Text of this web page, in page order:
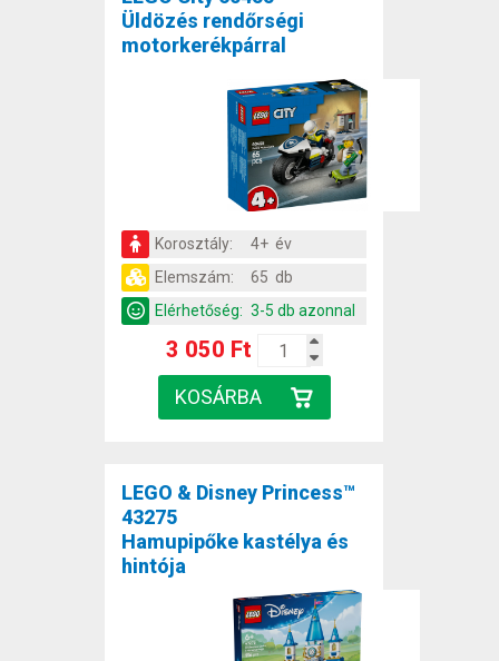
Üldözés rendőrségi
motorkerékpárral
Korosztály:
4+ év
Elemszám:
65 db
Elérhetőség: 3-5 db azonnal
3 050 Ft
LEGO & Disney Princess™
43275
Hamupipőke kastélya és
hintója